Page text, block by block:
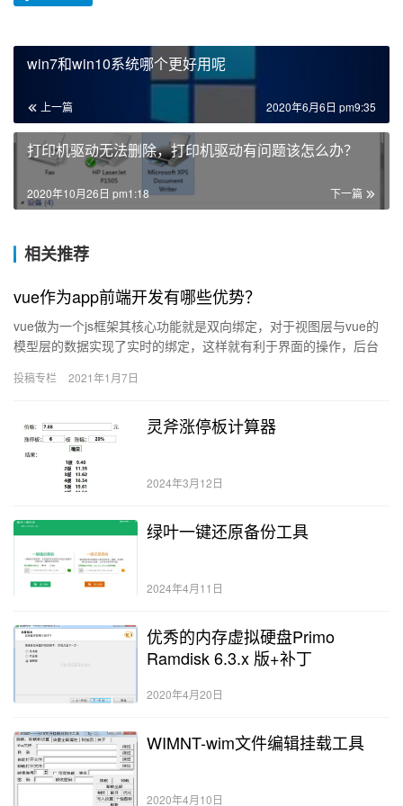
win7和win10系统哪个更好用呢
上一篇 2020年6月6日 pm9:35
打印机驱动无法删除，打印机驱动有问题该怎么办？
下一篇
2020年10月26日 pm1:18
相关推荐
vue作为app前端开发有哪些优势？
vue做为一个js框架其核心功能就是双向绑定，对于视图层与vue的
模型层的数据实现了实时的绑定，这样就有利于界面的操作，后台
投稿专栏 2021年1月7日
灵斧涨停板计算器
2024年3月12日
绿叶一键还原备份工具
2024年4月11日
优秀的内存虚拟硬盘Primo
Ramdisk 6.3.x 版+补丁
2020年4月20日
WIMNT-wim文件编辑挂载工具
2020年4月10日